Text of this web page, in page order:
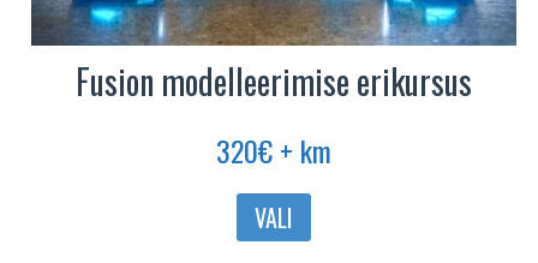
Fusion modelleerimise erikursus
320€+ km
VALI
Sellel